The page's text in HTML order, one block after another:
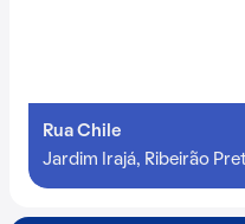
Rua Chile
Jardim Irajá, Ribeirão